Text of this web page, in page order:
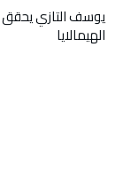
الهيمالايا